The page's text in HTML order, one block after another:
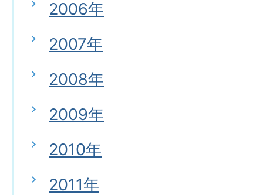
2006年
2007年
2008年
2009年
2010年
2011年